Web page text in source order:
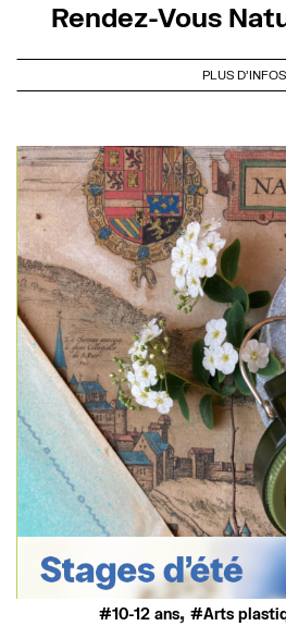
Rendez-Vous
PLUS D'INFOS
10-12 ans, Arts